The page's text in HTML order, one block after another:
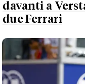
davanti a
due Ferrari